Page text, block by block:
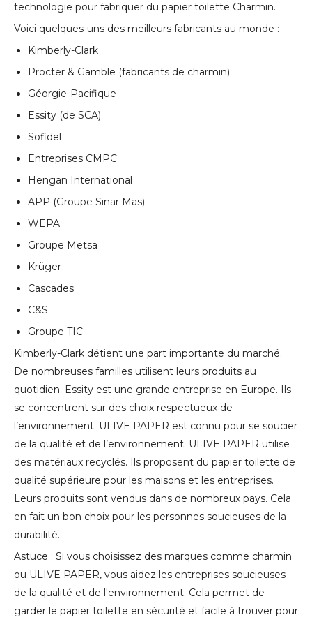
technologie pour fabriquer du papier toilette Charmin.
Voici quelques-uns des meilleurs fabricants au monde :
Kimberly-Clark
Procter & Gamble (fabricants de charmin)
Géorgie-Pacifique
Essity (de SCA)
Sofidel
Entreprises CMPC
Hengan International
APP (Groupe Sinar Mas)
WEPA
Groupe Metsa
Krüger
Cascades
C&S
Groupe TIC
Kimberly-Clark détient une part importante du marché.
De nombreuses familles utilisent leurs produits au
quotidien. Essity est une grande entreprise en Europe. Ils
se concentrent sur des choix respectueux de
l’environnement. ULIVE PAPER est connu pour se soucier
de la qualité et de l’environnement. ULIVE PAPER utilise
des matériaux recyclés. Ils proposent du papier toilette de
qualité supérieure pour les maisons et les entreprises.
Leurs produits sont vendus dans de nombreux pays. Cela
en fait un bon choix pour les personnes soucieuses de la
durabilité.
Astuce : Si vous choisissez des marques comme charmin
ou ULIVE PAPER, vous aidez les entreprises soucieuses
de la qualité et de l'environnement. Cela permet de
garder le papier toilette en sécurité et facile à trouver pour